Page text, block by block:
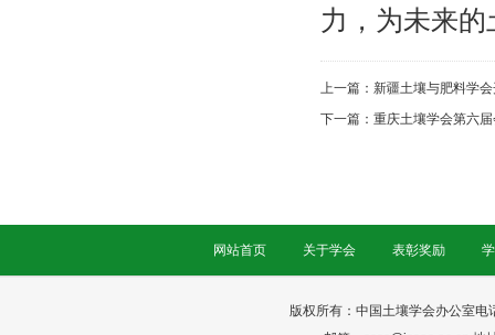
力，为未来
上一篇： 新疆土壤与肥料学
下一篇： 重庆土壤学会第六
网站首页 关于学会 表彰奖励
版权所有：中国土壤学会办公室